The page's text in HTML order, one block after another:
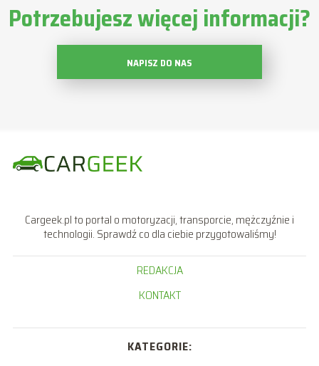
Potrzebujesz więcej informacji?
NAPISZ DO NAS
Cargeek.pl to portal o motoryzacji, transporcie, mężczyźnie i
technologii. Sprawdź co dla ciebie przygotowaliśmy!
REDAKCJA
KONTAKT
KATEGORIE: